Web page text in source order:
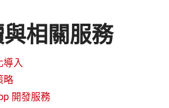
相關服務
導入
略
開發服務